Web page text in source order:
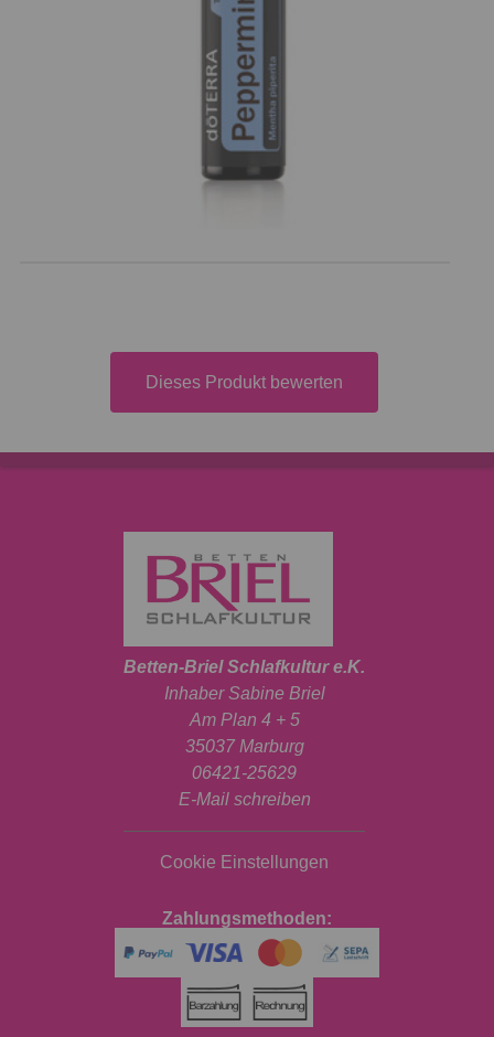
Dieses Produkt bewerten
Betten-Briel Schlafkultur e.K.
Inhaber Sabine Briel
Am Plan 4 + 5
35037 Marburg
06421-25629
E-Mail schreiben
Cookie Einstellungen
Zahlungsmethoden: